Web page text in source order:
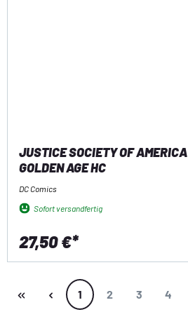
JUSTICE SOCIETY OF
GOLDEN AGE HC
DC Comics
Sofort versandfertig
27,50 €*
Seite
1 Seite
2 Seite
3 Seite
4